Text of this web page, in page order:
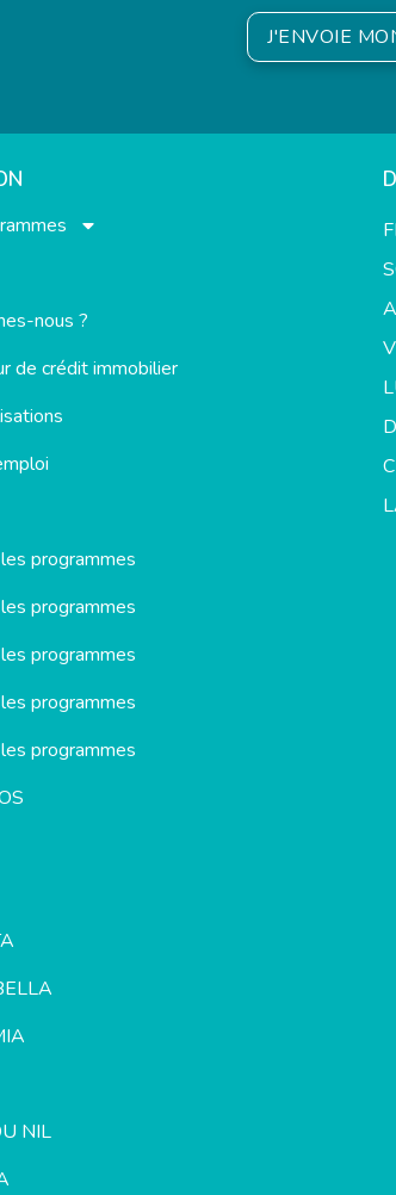
J'ENVOIE
nous ?
de crédit immobilier
programmes
programmes
programmes
programmes
programmes
NIL